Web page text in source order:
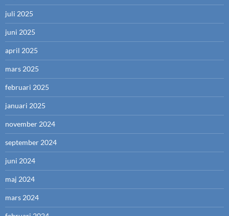
juli 2025
juni 2025
april 2025
mars 2025
februari 2025
januari 2025
november 2024
september 2024
juni 2024
maj 2024
mars 2024